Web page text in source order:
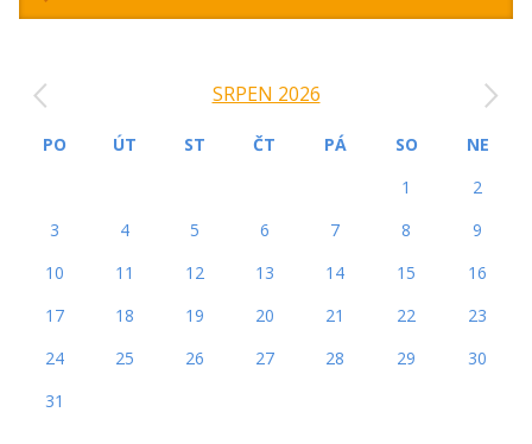
SRPEN 2026
PO ÚT ST ČT PÁ SO
NE
1
2
3
4 5 6 7 8
9
10
11 12 13 14 15
16
17
18 19 20 21 22
23
24
25 26 27 28 29
30
31